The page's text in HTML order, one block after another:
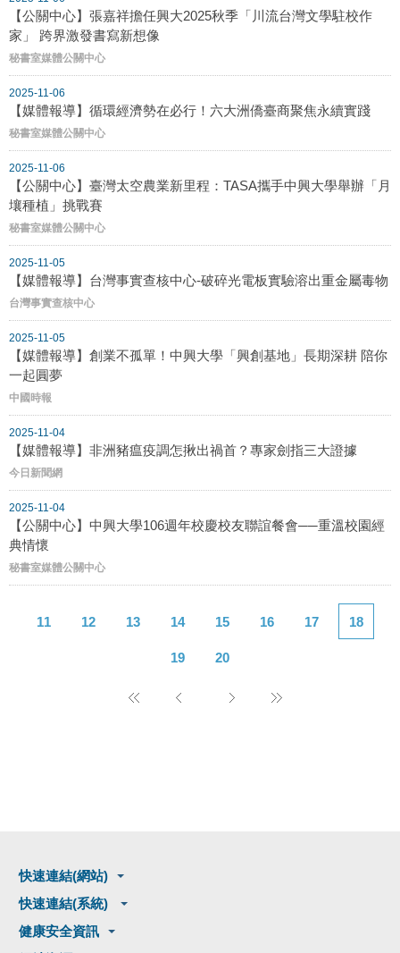
【公關中心】張嘉祥擔任興大2025秋季「川流台灣文學駐校作
家」 跨界激發書寫新想像
秘書室媒體公關中心
2025-11-06
【媒體報導】循環經濟勢在必行！六大洲僑臺商聚焦永續實踐
秘書室媒體公關中心
2025-11-06
【公關中心】臺灣太空農業新里程：TASA攜手中興大學舉辦「月
壤種植」挑戰賽
秘書室媒體公關中心
2025-11-05
【媒體報導】台灣事實查核中心-破碎光電板實驗溶出重金屬毒物
台灣事實查核中心
2025-11-05
【媒體報導】創業不孤單！中興大學「興創基地」長期深耕 陪你
一起圓夢
中國時報
2025-11-04
【媒體報導】非洲豬瘟疫調怎揪出禍首？專家劍指三大證據
今日新聞網
2025-11-04
【公關中心】中興大學106週年校慶校友聯誼餐會──重溫校園經
典情懷
秘書室媒體公關中心
11 12 13 14 15 16 17 18
19 20
快速連結(網站)
快速連結(系統)
健康安全資訊